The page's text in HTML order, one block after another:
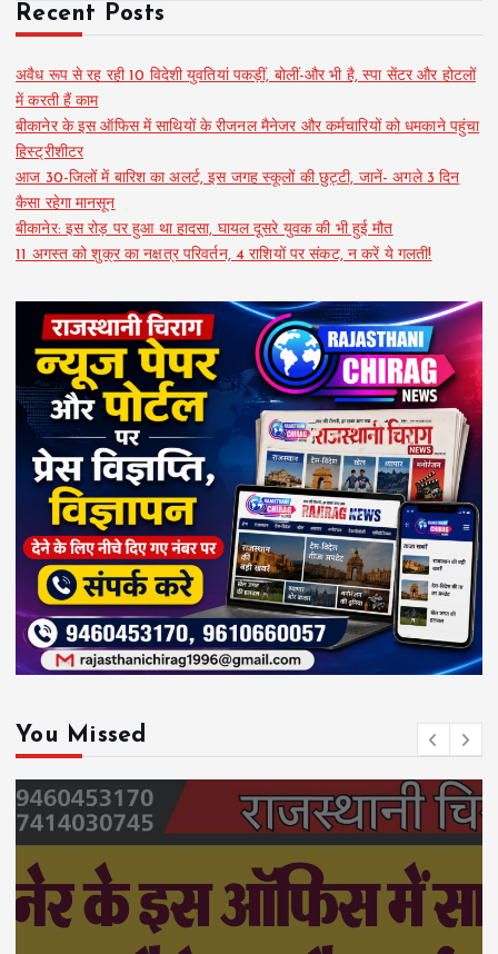
Recent Posts
अवैध रूप से रह रही 10 विदेशी युवतियां पकड़ीं, बोलीं-और भी है, स्पा सेंटर और होटलों
में करती हैं काम
बीकानेर के इस ऑफिस में साथियों के रीजनल मैनेजर और कर्मचारियों को धमकाने पहुंचा
हिस्ट्रीशीटर
आज 30-जिलों में बारिश का अलर्ट, इस जगह स्कूलों की छुट्टी, जानें- अगले 3 दिन
कैसा रहेगा मानसून
बीकानेर: इस रोड़ पर हुआ था हादसा, घायल दूसरे युवक की भी हुई मौत
11 अगस्त को शुक्र का नक्षत्र परिवर्तन, 4 राशियों पर संकट, न करें ये गलती!
You Missed